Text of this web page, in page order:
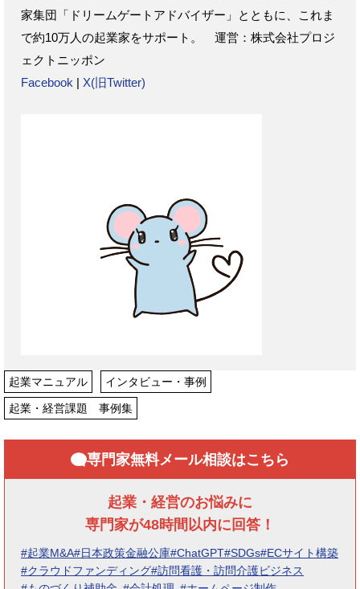
家集団「ドリームゲートアドバイザー」とともに、これま
で約10万人の起業家をサポート。 運営：株式会社プロジ
ェクトニッポン
Facebook | X(旧Twitter)
起業マニュアル インタビュー・事例
起業・経営課題 事例集
専門家無料メール相談はこちら
起業・経営のお悩みに
専門家が48時間以内に回答！
#起業M&A#日本政策金融公庫#ChatGPT#SDGs#ECサイト構築
#クラウドファンディング#訪問看護・訪問介護ビジネス